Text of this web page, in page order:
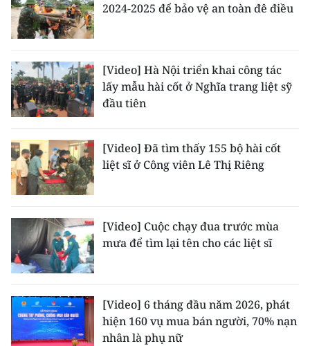
2024-2025 để bảo vệ an toàn đê điều
[Video] Hà Nội triển khai công tác
lấy mẫu hài cốt ở Nghĩa trang liệt sỹ
đầu tiên
[Video] Đã tìm thấy 155 bộ hài cốt
liệt sĩ ở Công viên Lê Thị Riêng
[Video] Cuộc chạy đua trước mùa
mưa để tìm lại tên cho các liệt sĩ
[Video] 6 tháng đầu năm 2026, phát
hiện 160 vụ mua bán người, 70% nạn
nhân là phụ nữ